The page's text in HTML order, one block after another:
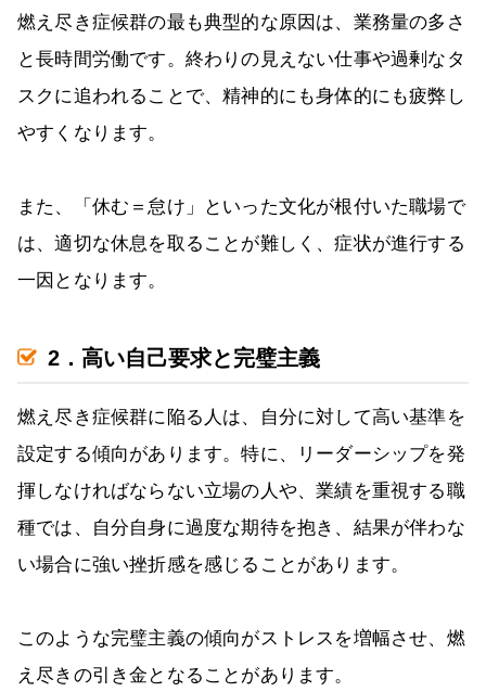
燃え尽き症候群の最も典型的な原因は、業務量の多さ
と長時間労働です。終わりの見えない仕事や過剰なタ
スクに追われることで、精神的にも身体的にも疲弊し
やすくなります。
また、「休む＝怠け」といった文化が根付いた職場で
は、適切な休息を取ることが難しく、症状が進行する
一因となります。
2．高い自己要求と完璧主義
燃え尽き症候群に陥る人は、自分に対して高い基準を
設定する傾向があります。特に、リーダーシップを発
揮しなければならない立場の人や、業績を重視する職
種では、自分自身に過度な期待を抱き、結果が伴わな
い場合に強い挫折感を感じることがあります。
このような完璧主義の傾向がストレスを増幅させ、燃
え尽きの引き金となることがあります。